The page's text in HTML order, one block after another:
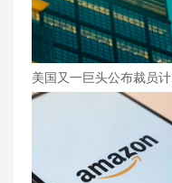
美国又一巨头公布裁员计
划！约1.5万员工受影响